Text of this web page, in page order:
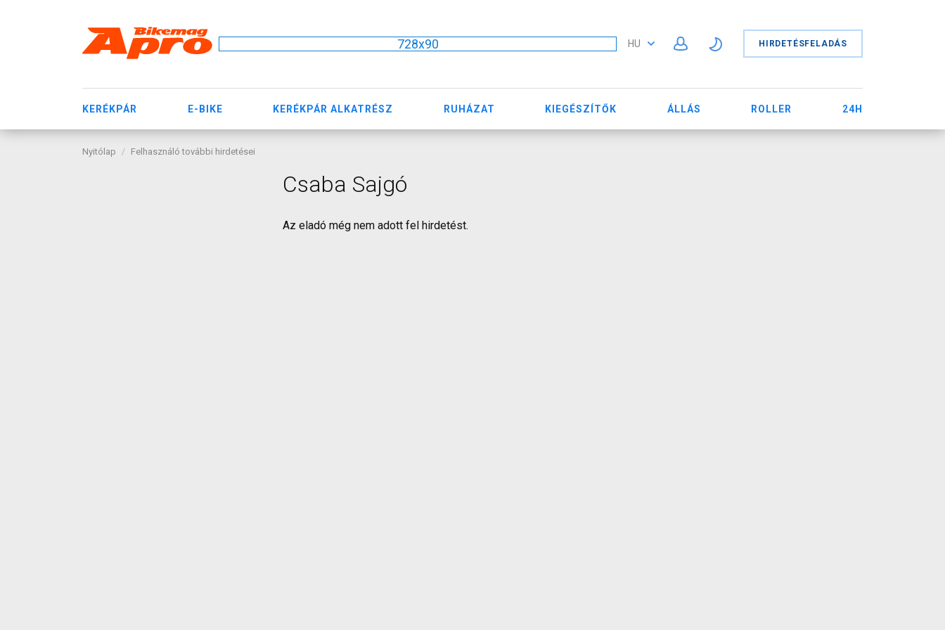
728x90 HU HIRDETÉSFELADÁS
KERÉKPÁR E-BIKE KERÉKPÁR ALKATRÉSZ RUHÁZAT KIEGÉSZÍTŐK ÁLLÁS ROLLER 24H
Nyitólap Felhasználó további hirdetései
Csaba Sajgó
Az eladó még nem adott fel hirdetést.